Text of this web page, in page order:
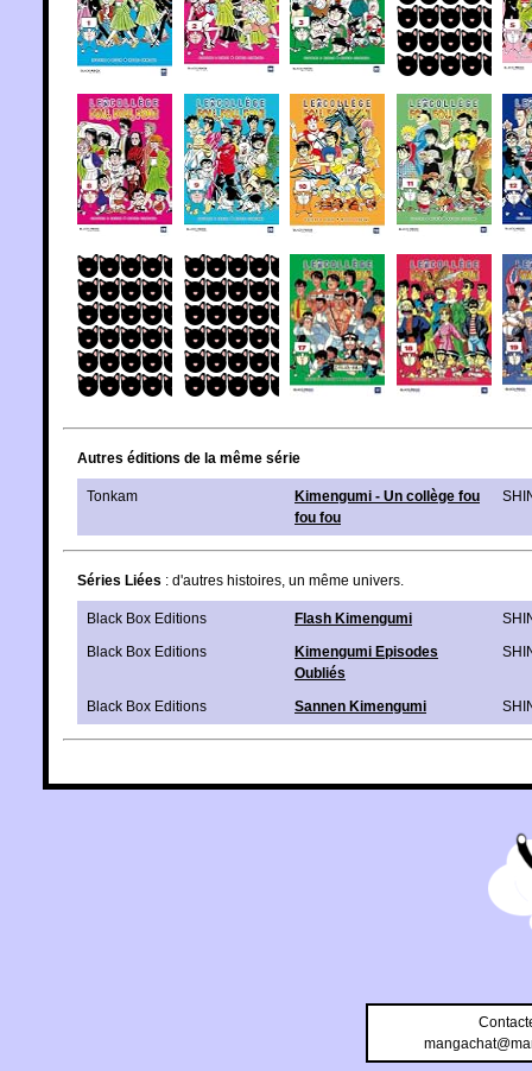
Autres éditions de la même série
Tonkam
Kimengumi - Un collège fou
fou fou
Séries Liées : d'autres histoires, un même univers.
Black Box Editions Flash Kimengumi
Black Box Editions
Kimengumi Episodes
Oubliés
Black Box Editions Sannen Kimengumi